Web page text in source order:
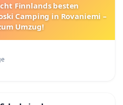
Finnlands besten
Camping in Rovaniemi –
Umzug!